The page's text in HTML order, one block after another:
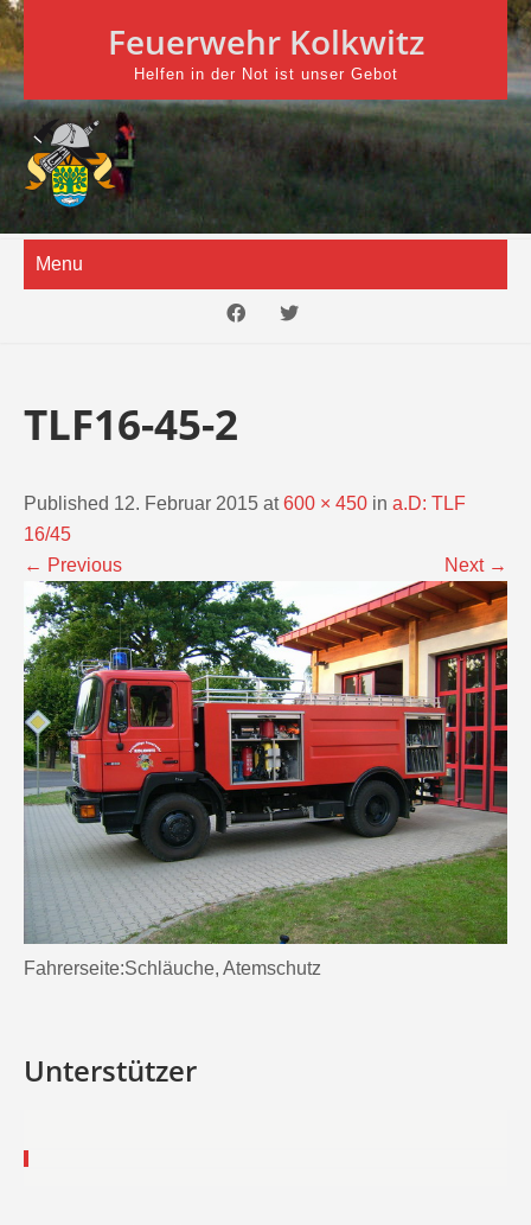
Skip
to
content
Feuerwehr Kolkwitz
Helfen in der Not ist unser Gebot
Menu
TLF16-45-2
Published 12. Februar 2015 at600 × 450 in a.D: TLF
16/45
← Previous Next →
Fahrerseite:Schläuche, Atemschutz
Unterstützer